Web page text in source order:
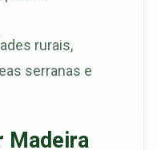
rurais,
serranas e
Madeira